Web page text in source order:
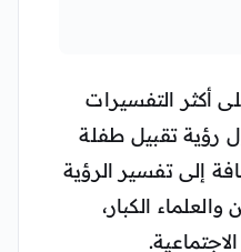
أكثر التفسيرات
رؤية تقبيل طفلة
إلى تفسير الرؤية
الكبار،